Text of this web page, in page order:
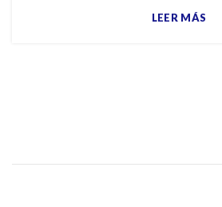
LEER MÁS